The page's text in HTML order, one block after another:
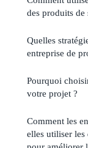
des produits de
Quelles
entreprise de
Pourquoi
votre projet ?
Comment les
elles utiliser les